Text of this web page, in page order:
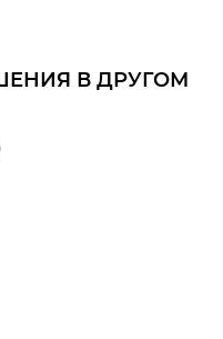
16,0 по 18,0 К
качество.
В ДРУГОМ